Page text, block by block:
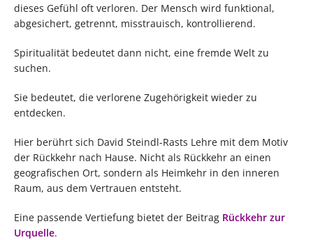
dieses Gefühl oft verloren. Der Mensch wird funktional,
abgesichert, getrennt, misstrauisch, kontrollierend.
Spiritualität bedeutet dann nicht, eine fremde Welt zu
suchen.
Sie bedeutet, die verlorene Zugehörigkeit wieder zu
entdecken.
Hier berührt sich David Steindl-Rasts Lehre mit dem Motiv
der Rückkehr nach Hause. Nicht als Rückkehr an einen
geografischen Ort, sondern als Heimkehr in den inneren
Raum, aus dem Vertrauen entsteht.
Eine passende Vertiefung bietet der Beitrag Rückkehr zur
Urquelle.